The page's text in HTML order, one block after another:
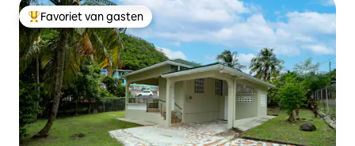
Topfavoriet van gasten
Favoriet van gasten